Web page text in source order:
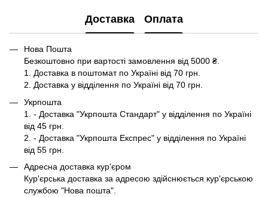
Доставка Оплата
Нова Пошта
Безкоштовно при вартості замовлення від 5000 ₴.
1. Доставка в поштомат по Україні від 70 грн.
2. Доставка у відділення по Україні від 70 грн.
Укрпошта
1. - Доставка "Укрпошта Стандарт" у відділення по Україні
від 45 грн.
2. - Доставка "Укрпошта Експрес" у відділення по Україні
від 55 грн.
Адресна доставка кур'єром
Кур'єрська доставка за адресою здійснюється кур'єрською
службою "Нова пошта".